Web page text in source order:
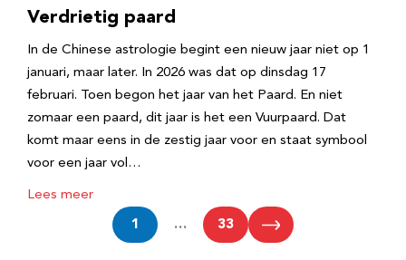
Verdrietig paard
In de Chinese astrologie begint een nieuw jaar niet op 1
januari, maar later. In 2026 was dat op dinsdag 17
februari. Toen begon het jaar van het Paard. En niet
zomaar een paard, dit jaar is het een Vuurpaard. Dat
komt maar eens in de zestig jaar voor en staat symbool
voor een jaar vol…
Lees meer
1 … 33